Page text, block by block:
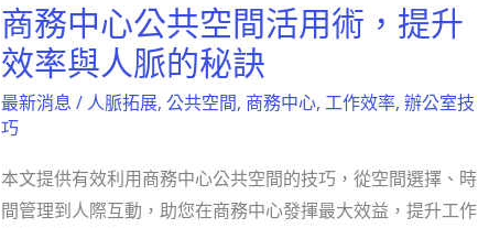
商務中心公共空間活用術，提升
效率與人脈的秘訣
最新消息 / 人脈拓展, 公共空間, 商務中心, 工作效率, 辦公室技
巧
本文提供有效利用商務中心公共空間的技巧，從空間選擇、時
間管理到人際互動，助您在商務中心發揮最大效益，提升工作
商
務
中
心
共
空